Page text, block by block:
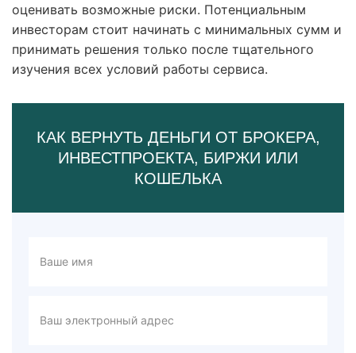
оценивать возможные риски. Потенциальным
инвесторам стоит начинать с минимальных сумм и
принимать решения только после тщательного
изучения всех условий работы сервиса.
КАК ВЕРНУТЬ ДЕНЬГИ ОТ БРОКЕРА,
ИНВЕСТПРОЕКТА, БИРЖИ ИЛИ
КОШЕЛЬКА